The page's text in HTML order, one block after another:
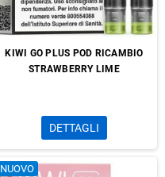
KIWI GO PLUS POD RICAMBIO
STRAWBERRY LIME
DETTAGLI
NUOVO